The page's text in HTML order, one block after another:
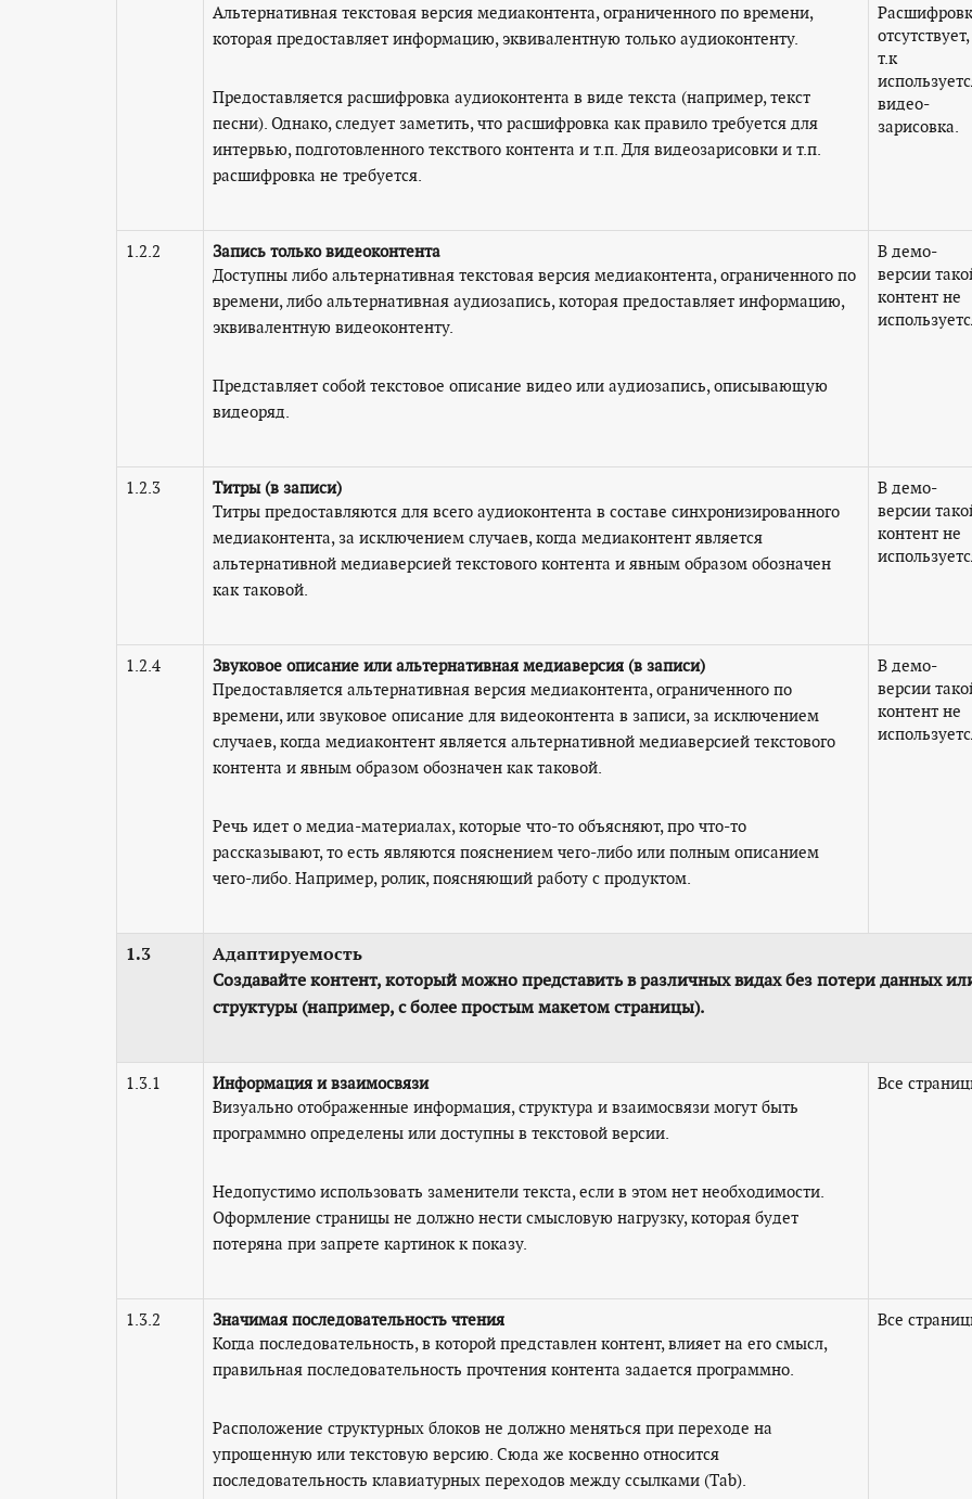
Альтернативная текстовая версия медиаконтента, ограниченного по времени,
которая предоставляет информацию, эквивалентную только аудиоконтенту.
Предоставляется расшифровка аудиоконтента в виде текста (например, текст
песни). Однако, следует заметить, что расшифровка как правило требуется для
интервью, подготовленного текствого контента и т.п. Для видеозарисовки и т.п.
расшифровка не требуется.
отсутствует,
т.к
видео-
зарисовка.
1.2.2
Запись только видеоконтента
Доступны либо альтернативная текстовая версия медиаконтента, ограниченного по
времени, либо альтернативная аудиозапись, которая предоставляет информацию,
эквивалентную видеоконтенту.
Представляет собой текстовое описание видео или аудиозапись, описывающую
видеоряд.
В демо-
версии
контент не
1.2.3
Титры (в записи)
Титры предоставляются для всего аудиоконтента в составе синхронизированного
медиаконтента, за исключением случаев, когда медиаконтент является
альтернативной медиаверсией текстового контента и явным образом обозначен
как таковой.
В демо-
версии
контент не
1.2.4
Звуковое описание или альтернативная медиаверсия (в записи)
Предоставляется альтернативная версия медиаконтента, ограниченного по
времени, или звуковое описание для видеоконтента в записи, за исключением
случаев, когда медиаконтент является альтернативной медиаверсией текстового
контента и явным образом обозначен как таковой.
Речь идет о медиа-материалах, которые что-то объясняют, про что-то
рассказывают, то есть являются пояснением чего-либо или полным описанием
чего-либо. Например, ролик, поясняющий работу с продуктом.
В демо-
версии
контент не
1.3
Адаптируемость
Создавайте контент, который можно представить в различных видах без потери данных
структуры (например, с более простым макетом страницы).
1.3.1
Информация и взаимосвязи
Визуально отображенные информация, структура и взаимосвязи могут быть
программно определены или доступны в текстовой версии.
Недопустимо использовать заменители текста, если в этом нет необходимости.
Оформление страницы не должно нести смысловую нагрузку, которая будет
потеряна при запрете картинок к показу.
Все
1.3.2
Значимая последовательность чтения
Когда последовательность, в которой представлен контент, влияет на его смысл,
правильная последовательность прочтения контента задается программно.
Расположение структурных блоков не должно меняться при переходе на
упрощенную или текстовую версию. Сюда же косвенно относится
последовательность клавиатурных переходов между ссылками (Tab).
Все